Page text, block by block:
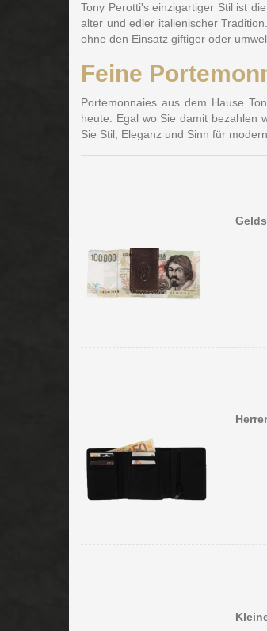
Tony Perotti's einzigartiger Stil ist
alter und edler italienischer
ohne den Einsatz giftiger oder
Feine
Portemonnaies aus dem Hause
heute. Egal wo Sie damit bezahlen
Sie Stil, Eleganz und Sinn für